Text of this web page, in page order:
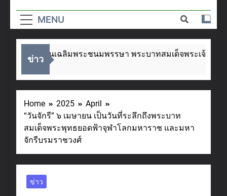
อาชีวศึกษา
นครสวรรค์
MENU
ข่าว
ในโอกาสวันเฉลิมพระชนมพรรษา พระบาทสมเด็จพระเจ้าอยู่หั
Home 2025
April
“วันจักรี” ๖ เมษายน เป็นวันที่ระลึกถึงพระบาท
สมเด็จพระพุทธยอดฟ้าจุฬาโลกมหาราช และมหา
จักรีบรมราชวงศ์
ข่าว